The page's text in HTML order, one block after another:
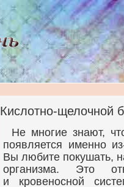
Кислотно-щелочной
Не многие знают,
появляется именно
Вы любите покушать,
организма. Это
и кровеносной